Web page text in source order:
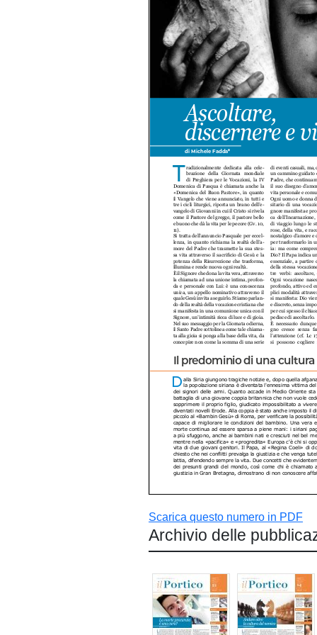
Scarica questo numero in PDF
Archivio delle